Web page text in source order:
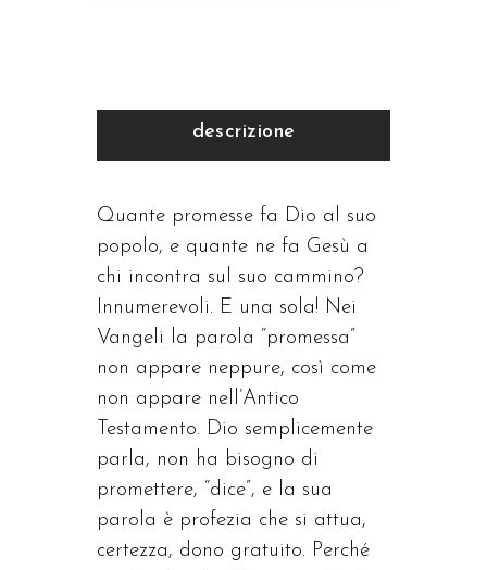
descrizione
Quante promesse fa Dio al suo
popolo, e quante ne fa Gesù a
chi incontra sul suo cammino?
Innumerevoli. E una sola! Nei
Vangeli la parola “promessa”
non appare neppure, così come
non appare nell’Antico
Testamento. Dio semplicemente
parla, non ha bisogno di
promettere, “dice”, e la sua
parola è profezia che si attua,
certezza, dono gratuito. Perché